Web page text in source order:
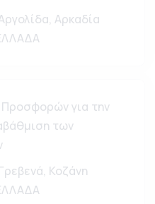
Αρκαδία
για την
των
Κοζάνη